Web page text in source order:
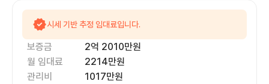
시세 기반 추정 임대료입니다.
보증금 2억 2010만원
월 임대료
2214만원
관리비
1017만원